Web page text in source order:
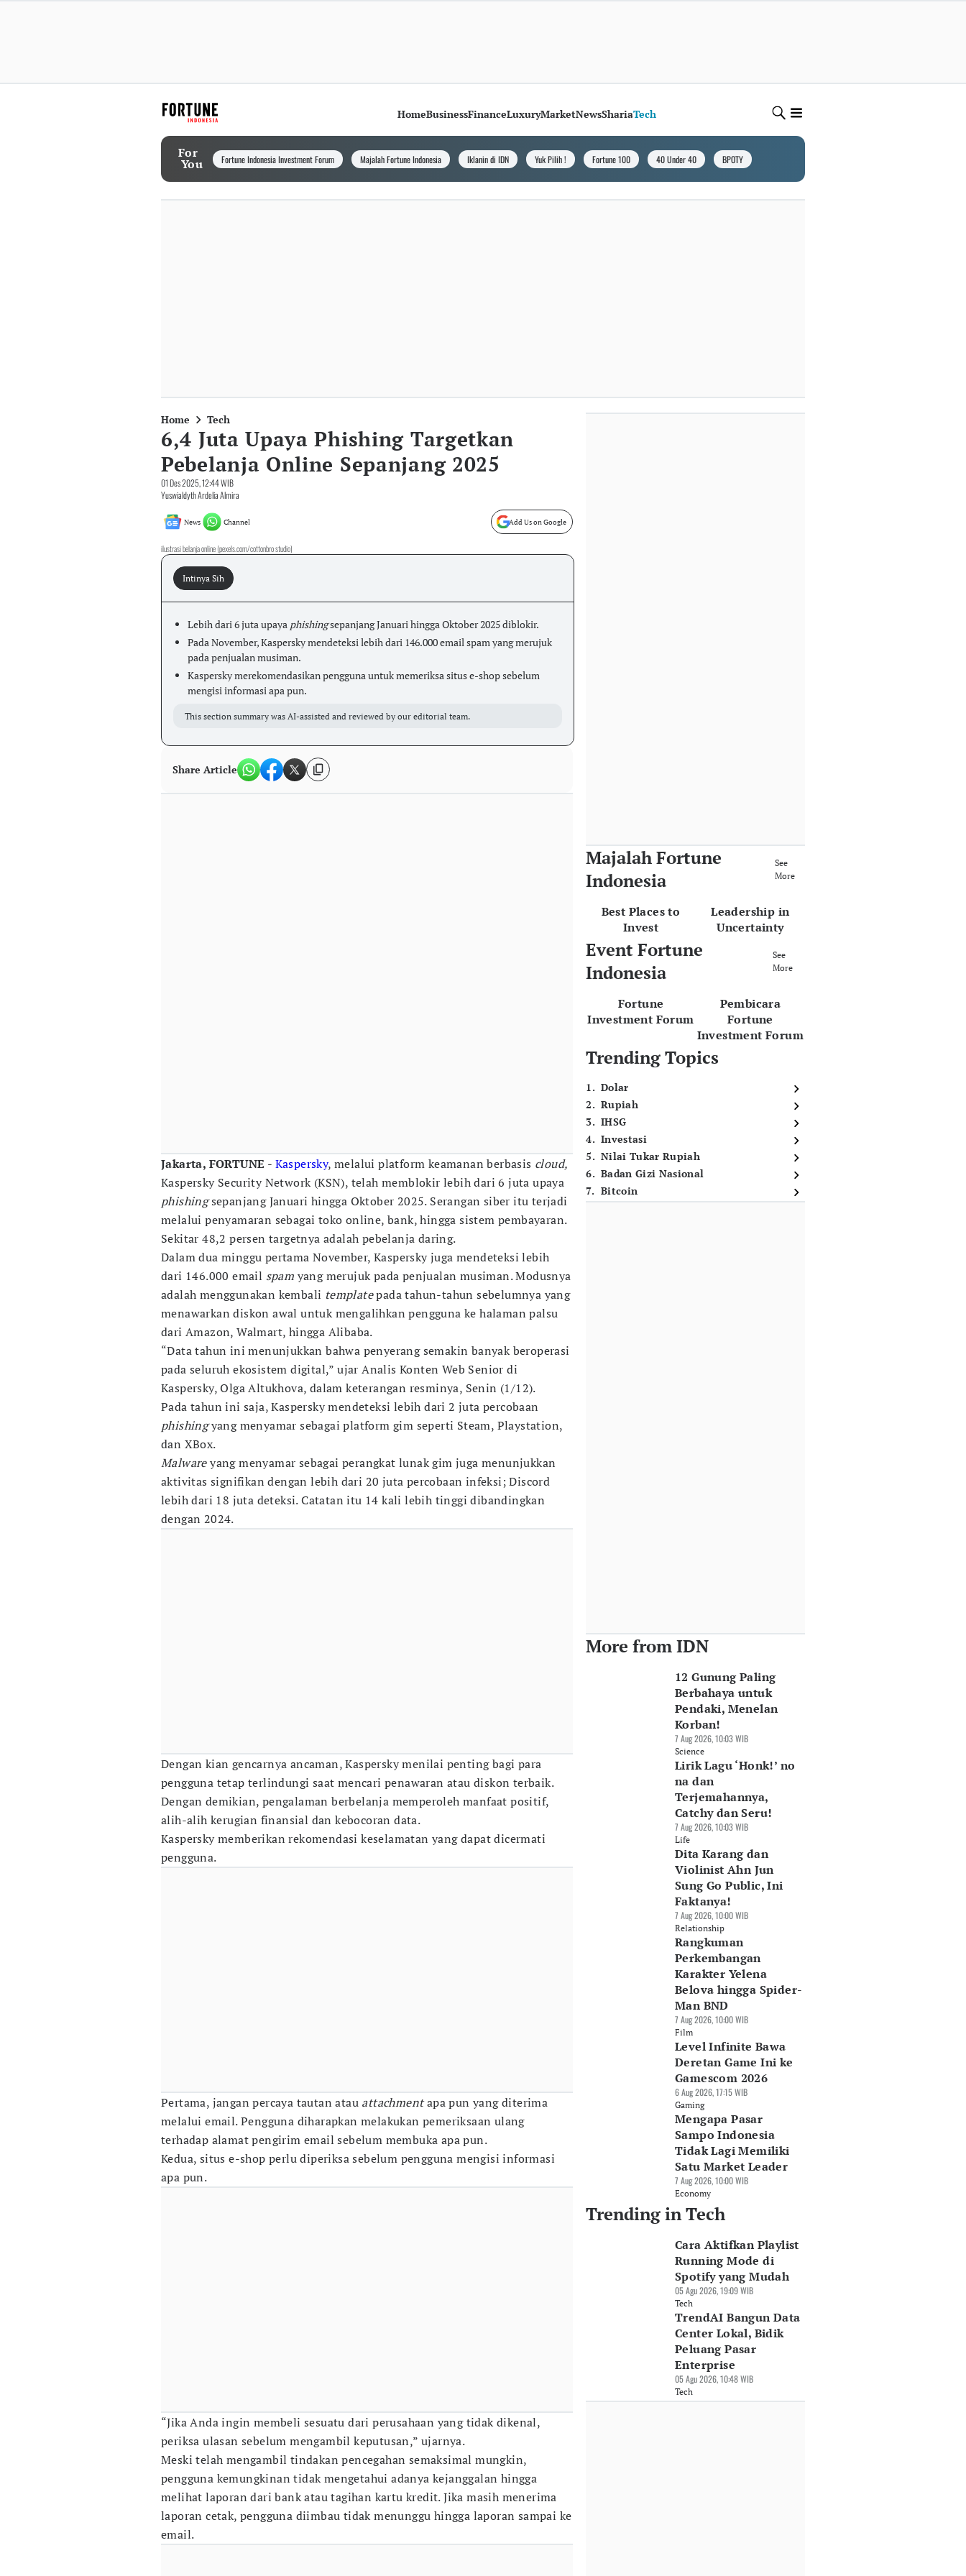
HomeBusinessFinanceLuxuryMarketNewsShariaTech
For
You Fortune Indonesia Investment Forum Majalah Fortune Indonesia Iklanin di IDN Yuk Pilih ! Fortune 100 40 Under 40 BPOTY
Home Tech
6,4 Juta Upaya Phishing Targetkan
Pebelanja Online Sepanjang 2025
01 Des 2025, 12:44 WIB
Yuswialdyth Ardelia Almira
News Channel Add Us on Google
ilustrasi belanja online (pexels.com/cottonbro studio)
Intinya Sih
Lebih dari 6 juta upaya phishingsepanjang Januari hingga Oktober 2025 diblokir.
Pada November, Kaspersky mendeteksi lebih dari 146.000 email spam yang merujuk
pada penjualan musiman.
Kaspersky merekomendasikan pengguna untuk memeriksa situs e-shop sebelum
mengisi informasi apa pun.
This section summary was AI-assisted and reviewed by our editorial team.
Share Article
Jakarta, FORTUNE - Kaspersky, melalui platform keamanan berbasis cloud,
Kaspersky Security Network (KSN), telah memblokir lebih dari 6 juta upaya
phishingsepanjang Januari hingga Oktober 2025. Serangan siber itu terjadi
melalui penyamaran sebagai toko online, bank, hingga sistem pembayaran.
Sekitar 48,2 persen targetnya adalah pebelanja daring.
Dalam dua minggu pertama November, Kaspersky juga mendeteksi lebih
dari 146.000 email spam yang merujuk pada penjualan musiman. Modusnya
adalah menggunakan kembali templatepada tahun-tahun sebelumnya yang
menawarkan diskon awal untuk mengalihkan pengguna ke halaman palsu
dari Amazon, Walmart, hingga Alibaba.
“Data tahun ini menunjukkan bahwa penyerang semakin banyak beroperasi
pada seluruh ekosistem digital,” ujar Analis Konten Web Senior di
Kaspersky, Olga Altukhova, dalam keterangan resminya, Senin (1/12).
Pada tahun ini saja, Kaspersky mendeteksi lebih dari 2 juta percobaan
phishingyang menyamar sebagai platform gim seperti Steam, Playstation,
dan XBox.
Malwareyang menyamar sebagai perangkat lunak gim juga menunjukkan
aktivitas signifikan dengan lebih dari 20 juta percobaan infeksi; Discord
lebih dari 18 juta deteksi. Catatan itu 14 kali lebih tinggi dibandingkan
dengan 2024.
Dengan kian gencarnya ancaman, Kaspersky menilai penting bagi para
pengguna tetap terlindungi saat mencari penawaran atau diskon terbaik.
Dengan demikian, pengalaman berbelanja memperoleh manfaat positif,
alih-alih kerugian finansial dan kebocoran data.
Kaspersky memberikan rekomendasi keselamatan yang dapat dicermati
pengguna.
Pertama, jangan percaya tautan atau attachmentapa pun yang diterima
melalui email. Pengguna diharapkan melakukan pemeriksaan ulang
terhadap alamat pengirim email sebelum membuka apa pun.
Kedua, situs e-shop perlu diperiksa sebelum pengguna mengisi informasi
apa pun.
“Jika Anda ingin membeli sesuatu dari perusahaan yang tidak dikenal,
periksa ulasan sebelum mengambil keputusan,” ujarnya.
Meski telah mengambil tindakan pencegahan semaksimal mungkin,
pengguna kemungkinan tidak mengetahui adanya kejanggalan hingga
melihat laporan dari bank atau tagihan kartu kredit. Jika masih menerima
laporan cetak, pengguna diimbau tidak menunggu hingga laporan sampai ke
email.
Majalah Fortune
Indonesia
See
More
Best Places to
Invest
Leadership in
Uncertainty
Event Fortune
Indonesia
See
More
Fortune
Investment Forum
Pembicara
Fortune
Investment Forum
Trending Topics
1. Dolar
2. Rupiah
3. IHSG
4. Investasi
5. Nilai Tukar Rupiah
6. Badan Gizi Nasional
7. Bitcoin
More from IDN
12 Gunung Paling
Berbahaya untuk
Pendaki, Menelan
Korban!
7 Aug 2026, 10:03 WIB
Science
Lirik Lagu ‘Honk!’ no
na dan
Terjemahannya,
Catchy dan Seru!
7 Aug 2026, 10:03 WIB
Life
Dita Karang dan
Violinist Ahn Jun
Sung Go Public, Ini
Faktanya!
7 Aug 2026, 10:00 WIB
Relationship
Rangkuman
Perkembangan
Karakter Yelena
Belova hingga Spider-
Man BND
7 Aug 2026, 10:00 WIB
Film
Level Infinite Bawa
Deretan Game Ini ke
Gamescom 2026
6 Aug 2026, 17:15 WIB
Gaming
Mengapa Pasar
Sampo Indonesia
Tidak Lagi Memiliki
Satu Market Leader
7 Aug 2026, 10:00 WIB
Economy
Trending in Tech
Cara Aktifkan Playlist
Running Mode di
Spotify yang Mudah
05 Agu 2026, 19:09 WIB
Tech
TrendAI Bangun Data
Center Lokal, Bidik
Peluang Pasar
Enterprise
05 Agu 2026, 10:48 WIB
Tech